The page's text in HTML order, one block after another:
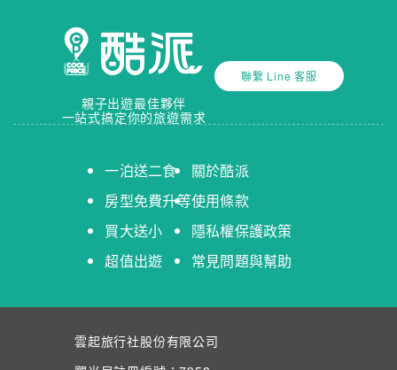
親子出遊最佳夥伴
一站式搞定你的旅遊需求
聯繫 Line 客服
一泊送二食
房型免費升等
買大送小
超值出遊
關於酷派
使用條款
隱私權保護政策
常見問題與幫助
雲起旅行社股份有限公司